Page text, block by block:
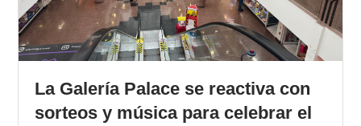
La Galería Palace se reactiva con
sorteos y música para celebrar el